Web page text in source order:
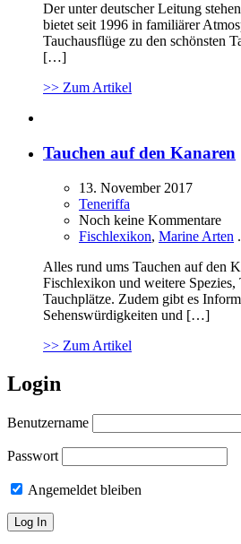
Der unter deutscher Leitung
bietet seit 1996 in familiärer
Tauchausflüge zu den schönsten
[…]
>> Zum Artikel
Tauchen auf den Kanaren
13. November 2017
Teneriffa
Noch keine Kommentare
Fischlexikon, Marine Arten
Alles rund ums Tauchen auf den
Fischlexikon und weitere Spezies,
Tauchplätze. Zudem gibt es
Sehenswürdigkeiten und […]
>> Zum Artikel
Login
Benutzername
Passwort
Angemeldet bleiben